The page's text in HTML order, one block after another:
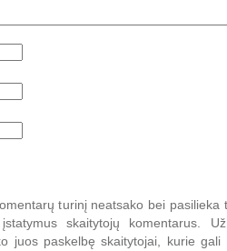
turinį neatsako bei pasilieka
skaitytojų komentarus.
juos paskelbę skaitytojai, kurie gali